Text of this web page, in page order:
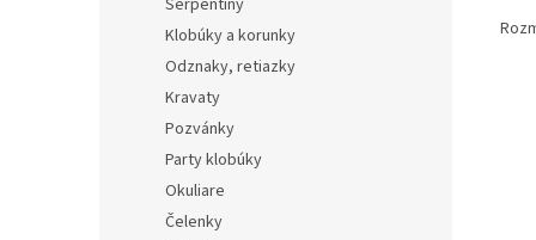
Serpentíny
Klobúky a korunky
Odznaky, retiazky
Kravaty
Pozvánky
Party klobúky
Okuliare
Čelenky